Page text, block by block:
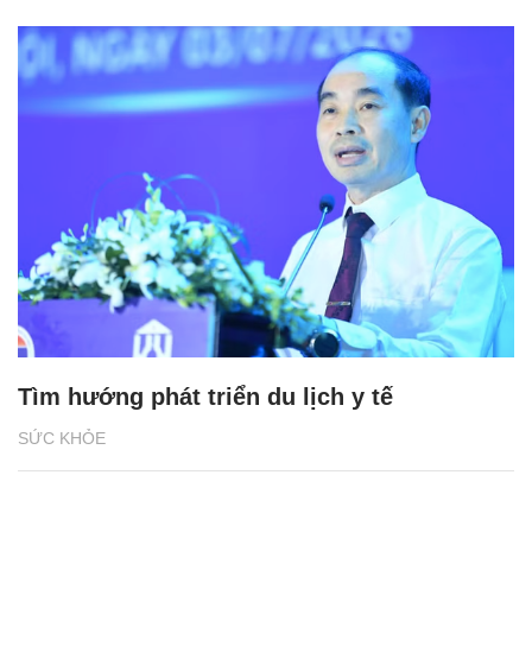
SỨC KHỎE
Tìm hướng phát triển du lịch y tế